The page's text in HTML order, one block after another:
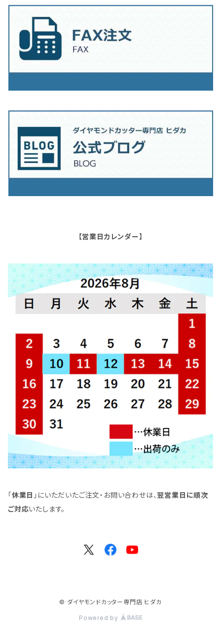
【営業日カレンダー】
「休業日 」にいただいたご注文・お問い合わせは、翌営業日に順次
ご対応いたします。
© ダイヤモンドカッター専門店 ヒダカ
Powered by